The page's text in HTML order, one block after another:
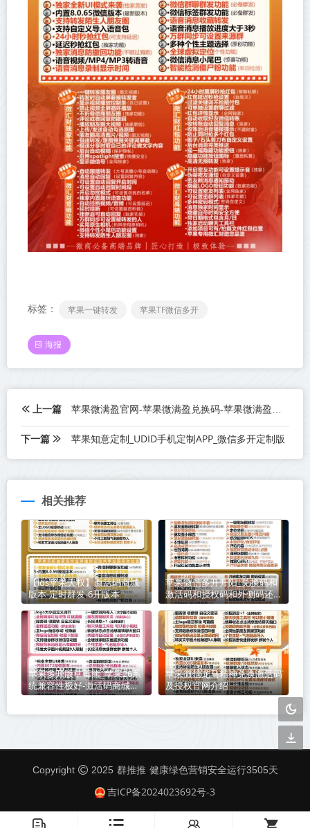
标签： 苹果一键转发 苹果TF微信多开
海报
上一篇 苹果微满盈官网-苹果微满盈兑换码-苹果微满盈邀请码
下一篇 苹果知意定制_UDID手机定制APP_微信多开定制版
相关推荐
【ios苹果天权】激活码商城
版本-定时群发-6开版本
苹果微信多开开阳_兑换码和
激活码和授权码和外侧码还有
活动码如何分辨
苹果多开版草莓熊_苹果26系
统兼容性极好-激活码商城版
本震撼来袭
苹果微信龙马精神兑换激活码
及授权官网介绍
Copyright 2025 群推推 健康绿色营销安全运行3505天
吉ICP备2024023692号-3
󦤹 󦏉 󦃩 󦐹